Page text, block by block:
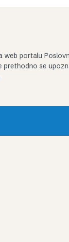
portalu
se